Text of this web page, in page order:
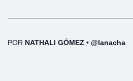
POR NATHALI GÓMEZ • @lanacha